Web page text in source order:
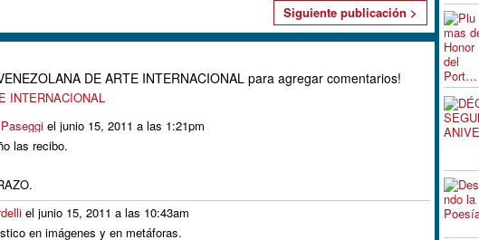
Siguiente publicación >
DE ARTE INTERNACIONAL para agregar comentarios!
INTERNACIONAL
el junio 15, 2011 a las 1:21pm
las recibo.
el junio 15, 2011 a las 10:43am
en imágenes y en metáforas.